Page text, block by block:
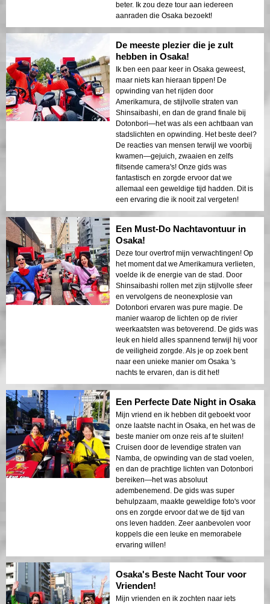
beter. Ik zou deze tour aan iedereen
aanraden die Osaka bezoekt!
De meeste plezier die je zult
hebben in Osaka!
Ik ben een paar keer in Osaka geweest,
maar niets kan hieraan tippen! De
opwinding van het rijden door
Amerikamura, de stijlvolle straten van
Shinsaibashi, en dan de grand finale bij
Dotonbori—het was als een achtbaan van
stadslichten en opwinding. Het beste deel?
De reacties van mensen terwijl we voorbij
kwamen—gejuich, zwaaien en zelfs
flitsende camera's! Onze gids was
fantastisch en zorgde ervoor dat we
allemaal een geweldige tijd hadden. Dit is
een ervaring die ik nooit zal vergeten!
Een Must-Do Nachtavontuur in
Osaka!
Deze tour overtrof mijn verwachtingen! Op
het moment dat we Amerikamura verlieten,
voelde ik de energie van de stad. Door
Shinsaibashi rollen met zijn stijlvolle sfeer
en vervolgens de neonexplosie van
Dotonbori ervaren was pure magie. De
manier waarop de lichten op de rivier
weerkaatsten was betoverend. De gids was
leuk en hield alles spannend terwijl hij voor
de veiligheid zorgde. Als je op zoek bent
naar een unieke manier om Osaka 's
nachts te ervaren, dan is dit het!
Een Perfecte Date Night in Osaka
Mijn vriend en ik hebben dit geboekt voor
onze laatste nacht in Osaka, en het was de
beste manier om onze reis af te sluiten!
Cruisen door de levendige straten van
Namba, de opwinding van de stad voelen,
en dan de prachtige lichten van Dotonbori
bereiken—het was absoluut
adembenemend. De gids was super
behulpzaam, maakte geweldige foto's voor
ons en zorgde ervoor dat we de tijd van
ons leven hadden. Zeer aanbevolen voor
koppels die een leuke en memorabele
ervaring willen!
Osaka's Beste Nacht Tour voor
Vrienden!
Mijn vrienden en ik zochten naar iets